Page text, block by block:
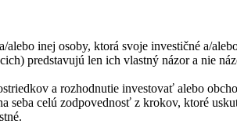
inej osoby, ktorá svoje investičné a/
predstavujú len ich vlastný názor a nie
a rozhodnutie investovať alebo
seba celú zodpovednosť z krokov, ktoré